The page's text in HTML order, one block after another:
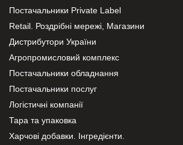
Постачальники Private Label
Retail. Роздрібні мережі, Магазини
Дистрибутори України
Агропромисловий комплекс
Постачальники обладнання
Постачальники послуг
Логістичні компанії
Тара та упаковка
Харчові добавки. Інгредієнти.